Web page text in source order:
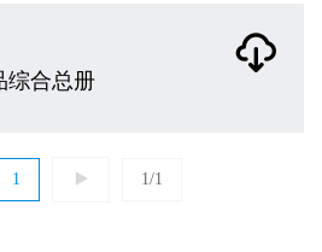
综合总册
1 1/1